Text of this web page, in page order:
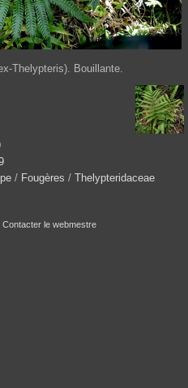
Thelypteris). Bouillante.
/ Fougères / Thelypteridaceae
Contacter le webmestre